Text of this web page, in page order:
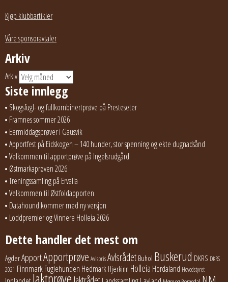
Kjøp klubbartikler
Våre sponsoravtaler
Arkiv
Arkiv
Siste innlegg
Skogsfugl- og fullkombinertprøve på Presteseter
Framnes sommer 2026
Eermiddagsprøver i Gausvik
Apportfest på Eidskogen – 140 hunder, stor spenning og ekte dugnadsånd
Velkommen til apportprøve på Ingelsrudgård
Østmarkaprøven 2026
Treningssamling på Ervalla
Velkommen til Østfoldapporten
Datahound kommer med ny versjon
Loddpremier og Vinnere Holleia 2026
Dette handler det mest om
AgderApportApportprøve AvlsprisAvlsrådet Buhol Buskerud DKRS DKRS
2021 FinnmarkFuglehunden Hedmark Hjerkinn Holleia Hordaland Hovedstyret